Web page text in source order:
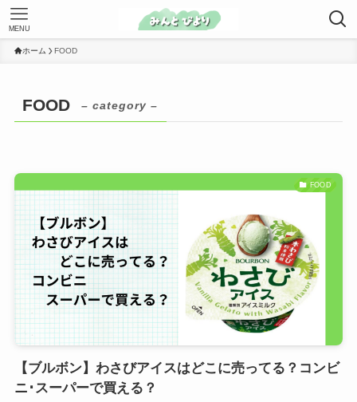
MENU
ホーム FOOD
FOOD – category –
FOOD
【ブルボン】わさびアイスはどこに売ってる？コンビ
ニ･スーパーで買える？